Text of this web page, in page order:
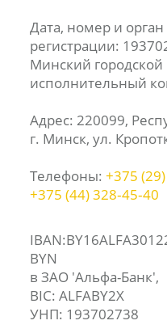
Дата, номер и орган
регистрации:
Минский городской
исполнительный
Адрес: 220099,
г. Минск, ул.
Телефоны: +375
+375 (44) 328‑45‑40
BYN
в ЗАО 'Альфа-Банк',
BIC: ALFABY2X
УНП: 193702738